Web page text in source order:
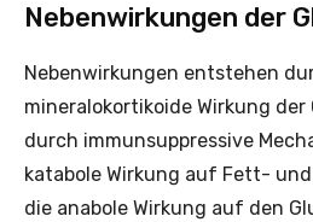
Nebenwirkungen der
Nebenwirkungen entstehen
mineralokortikoide Wirkung
durch immunsuppressive
katabole Wirkung auf Fett-
die anabole Wirkung auf den